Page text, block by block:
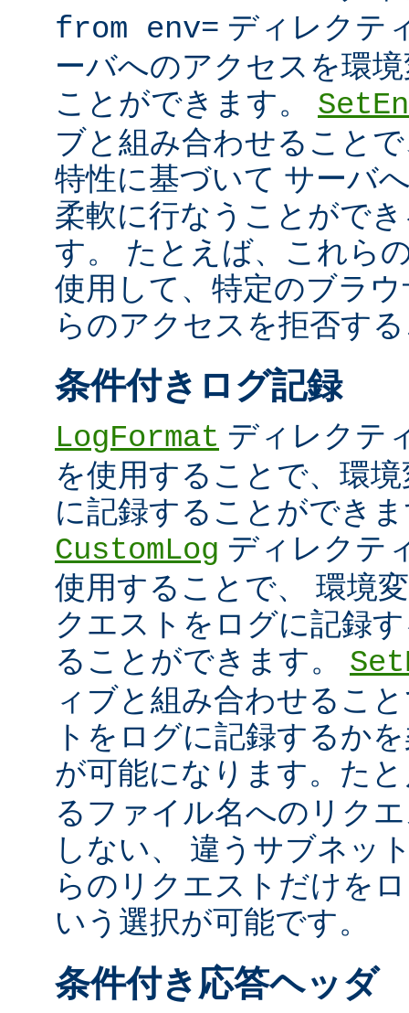
from env= ディレクテ
ーバへのアクセスを環
ことができます。
ブと組み合わせること
特性に基づいて サーバ
柔軟に行なうことがで
す。 たとえば、これら
使用して、特定のブラ
らのアクセスを拒否す
条件付きログ記録
LogFormat ディレクテ
を使用することで、環
に記録することができ
CustomLog ディレクテ
使用することで、 環境
クエストをログに記録
ることができます。
ィブと組み合わせるこ
トをログに記録するか
が可能になります。た
るファイル名へのリク
しない、 違うサブネッ
らのリクエストだけを
いう選択が可能です。
条件付き応答ヘッダ